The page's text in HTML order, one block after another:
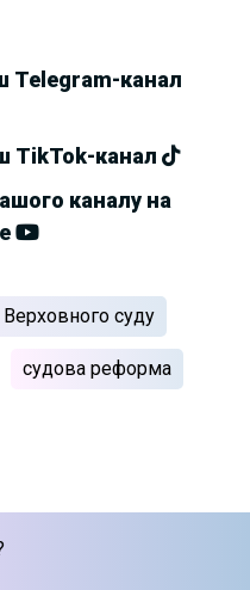
Telegram-канал
TikTok-канал
каналу на
суду
судова реформа